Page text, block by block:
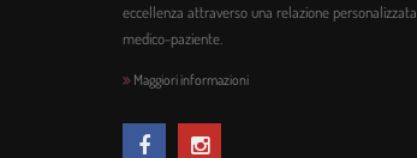
eccellenza attraverso una relazione personalizzata
medico-paziente.
Maggiori informazioni